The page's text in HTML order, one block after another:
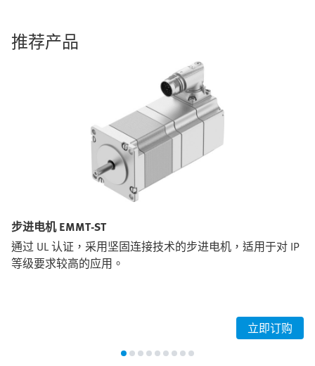
推荐产品
步进电机 EMMT-ST
通过 UL 认证，采用坚固连接技术的步进电机，适用于对 IP
等级要求较高的应用。
立即订购